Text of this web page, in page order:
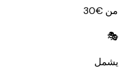
من €30
🎭
يشمل